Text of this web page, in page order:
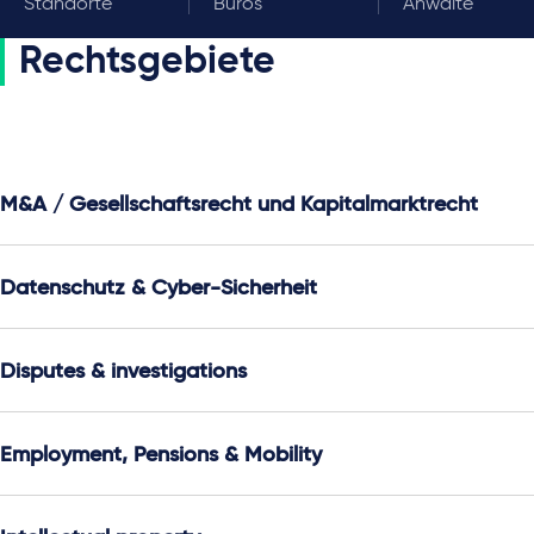
Standorte Büros Anwälte
Rechtsgebiete
M&A / Gesellschaftsrecht und Kapitalmarktrecht
Datenschutz & Cyber-Sicherheit
Disputes & investigations
Employment, Pensions & Mobility